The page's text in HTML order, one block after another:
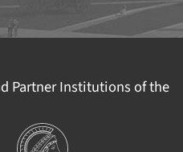
Partner Institutions of the
Institutions